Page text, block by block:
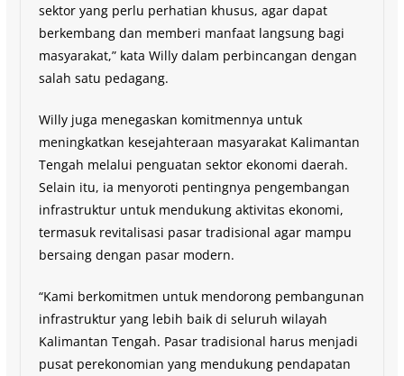
sektor yang perlu perhatian khusus, agar dapat
berkembang dan memberi manfaat langsung bagi
masyarakat,” kata Willy dalam perbincangan dengan
salah satu pedagang.
Willy juga menegaskan komitmennya untuk
meningkatkan kesejahteraan masyarakat Kalimantan
Tengah melalui penguatan sektor ekonomi daerah.
Selain itu, ia menyoroti pentingnya pengembangan
infrastruktur untuk mendukung aktivitas ekonomi,
termasuk revitalisasi pasar tradisional agar mampu
bersaing dengan pasar modern.
“Kami berkomitmen untuk mendorong pembangunan
infrastruktur yang lebih baik di seluruh wilayah
Kalimantan Tengah. Pasar tradisional harus menjadi
pusat perekonomian yang mendukung pendapatan